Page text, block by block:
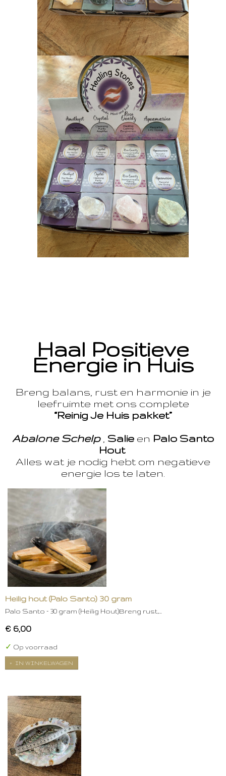
Haal Positieve
Energie in Huis
Breng balans, rust en harmonie in je
leefruimte met ons complete
“Reinig Je Huis pakket”
Abalone Schelp, Salie en Palo Santo
Hout
Alles wat je nodig hebt om negatieve
energie los te laten.
Heilig hout (Palo Santo) 30 gram
Palo Santo – 30 gram (Heilig Hout)Breng rust,…
€ 6,00
✓ Op voorraad
IN WINKELWAGEN